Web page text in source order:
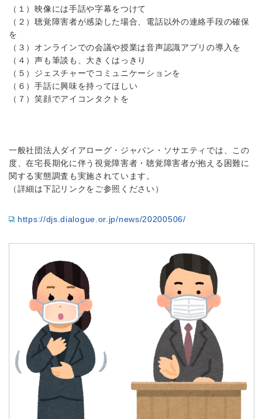
（１）映像には手話や字幕をつけて
（２）聴覚障害者が感染した場合、電話以外の連絡手段の確保
を
（３）オンラインでの会議や授業は音声認識アプリの導入を
（４）声も筆談も、大きくはっきり
（５）ジェスチャーでコミュニケーションを
（６）手話に興味を持ってほしい
（７）笑顔でアイコンタクトを
一般社団法人ダイアローグ・ジャパン・ソサエティでは、この
度、在宅長期化に伴う視覚障害者・聴覚障害者が抱える困難に
関する実態調査も実施されています。
（詳細は下記リンクをご参照ください）
https://djs.dialogue.or.jp/news/20200506/